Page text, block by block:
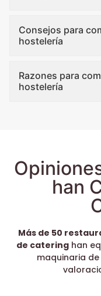
Consejos para
hostelería
Razones para
hostelería
han
Más de 50
de cateringhan
maquinaria